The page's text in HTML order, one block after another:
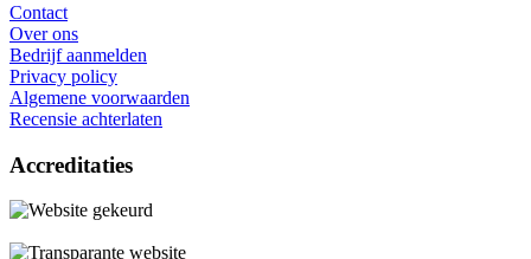
Contact
Over ons
Bedrijf aanmelden
Privacy policy
Algemene voorwaarden
Recensie achterlaten
Accreditaties